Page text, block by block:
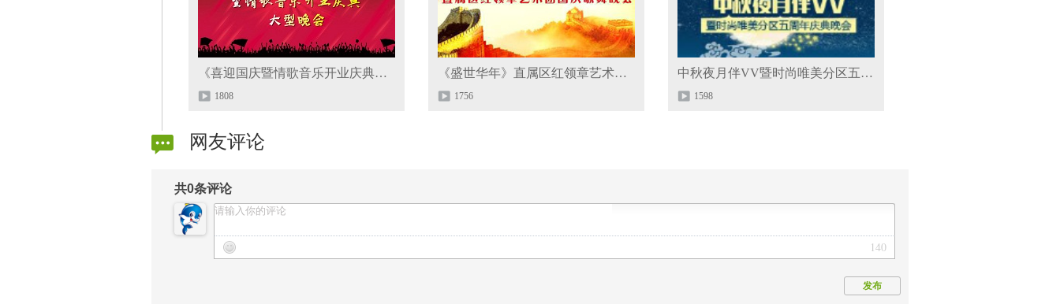
《喜迎国庆暨情歌音乐开业庆典》大型晚会
1808
《盛世华年》直属区红领章艺术团国庆歌舞晚会
1756
中秋夜月伴VV暨时尚唯美分区五周年庆典晚会
1598
网友评论
共0条评论
140
发布